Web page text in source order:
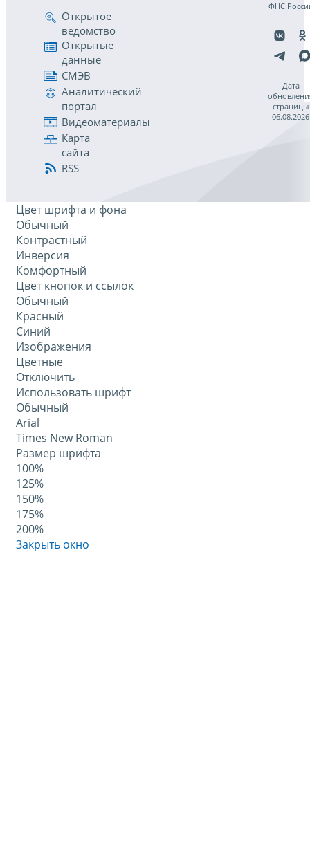
Открытое
ведомство
Открытые
данные
СМЭВ
Аналитический
портал
Видеоматериалы
Карта
сайта
RSS
ФНС
Дата
страницы
06.08.2026
Цвет шрифта и фона
Обычный
Контрастный
Инверсия
Комфортный
Цвет кнопок и ссылок
Обычный
Красный
Синий
Изображения
Цветные
Отключить
Использовать шрифт
Обычный
Arial
Times New Roman
Размер шрифта
100%
125%
150%
175%
200%
Закрыть окно